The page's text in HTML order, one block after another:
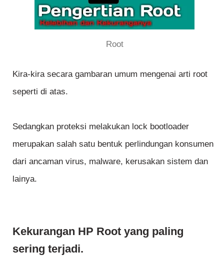
Root
Kira-kira secara gambaran umum mengenai arti root
seperti di atas.
Sedangkan proteksi melakukan lock bootloader
merupakan salah satu bentuk perlindungan konsumen
dari ancaman virus, malware, kerusakan sistem dan
lainya.
Kekurangan HP Root yang paling
sering terjadi.